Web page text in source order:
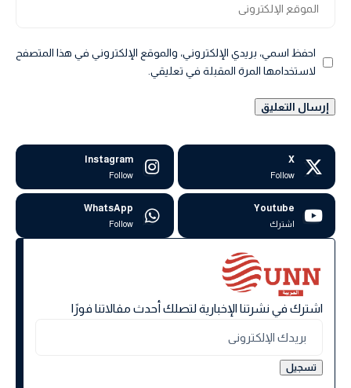
احفظ اسمي، بريدي الإلكتروني، والموقع الإلكتروني في هذا المتصفح
لاستخدامها المرة المقبلة في تعليقي.
X
Follow
Instagram
Follow
Youtube
اشترك
WhatsApp
Follow
اشترك في نشرتنا الإخبارية لتصلك أحدث مقالاتنا فورًا